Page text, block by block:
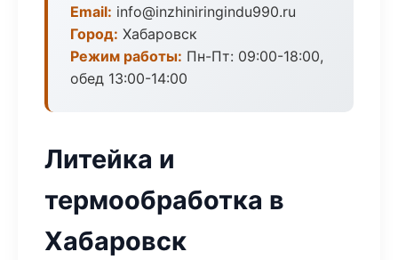
Email: info@inzhiniringindu990.ru
Город: Хабаровск
Режим работы: Пн-Пт: 09:00-18:00,
обед 13:00-14:00
Литейка и
термообработка в
Хабаровск